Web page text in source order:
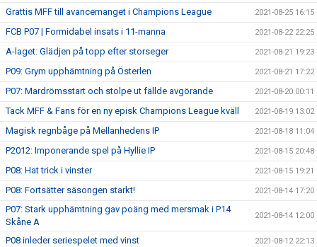
Grattis MFF till avancemanget i Champions League 2021-08-25 16:15
FCB P07 | Formidabel insats i 11-manna 2021-08-22 22:25
A-laget: Glädjen på topp efter storseger 2021-08-21 19:23
P09: Grym upphämtning på Österlen 2021-08-21 17:22
P07: Mardrömsstart och stolpe ut fällde avgörande 2021-08-20 00:11
Tack MFF & Fans för en ny episk Champions League kväll 2021-08-19 13:02
Magisk regnbåge på Mellanhedens IP 2021-08-18 11:04
P2012: Imponerande spel på Hyllie IP 2021-08-15 20:48
P08: Hat trick i vinster 2021-08-15 19:21
P08: Fortsätter säsongen starkt! 2021-08-14 17:20
P07: Stark upphämtning gav poäng med mersmak i P14
Skåne A
2021-08-14 12:00
P08 inleder seriespelet med vinst 2021-08-12 22:13